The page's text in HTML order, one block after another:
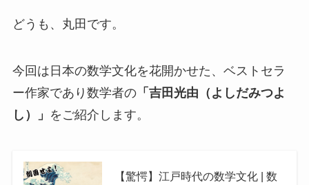
どうも、丸田です。
今回は日本の数学文化を花開かせた、ベストセラ
ー作家であり数学者の「吉田光由（よしだみつよ
し）」 をご紹介します。
【驚愕】江戸時代の数学文化 | 数